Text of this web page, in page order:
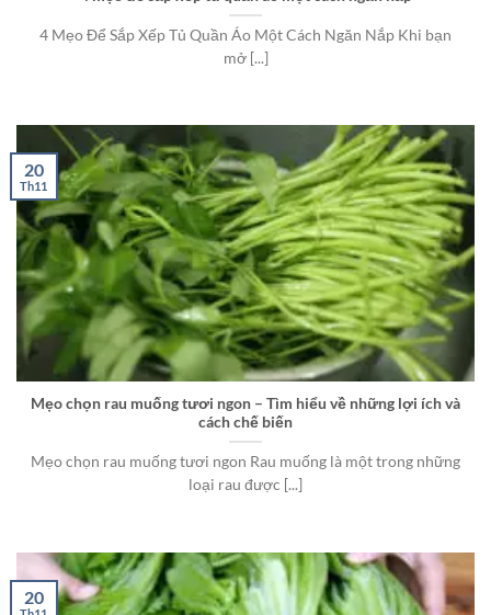
4 Mẹo Để Sắp Xếp Tủ Quần Áo Một Cách Ngăn Nắp Khi bạn
mở [...]
Mẹo chọn rau muống tươi ngon – Tìm hiểu về những lợi ích và
cách chế biến
Mẹo chọn rau muống tươi ngon Rau muống là một trong những
loại rau được [...]
20
Th11
20